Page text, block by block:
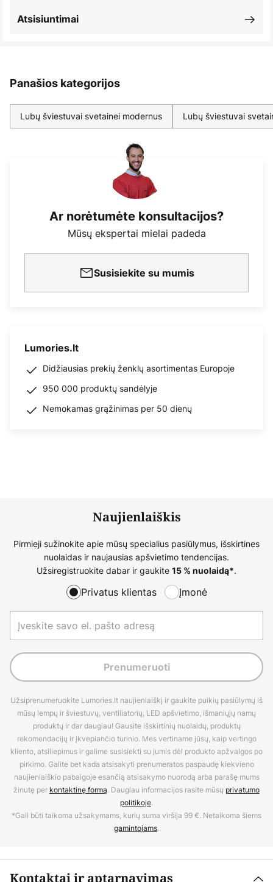
Atsisiuntimai
Panašios kategorijos
Lubų šviestuvai svetainei modernus Lubų šviestuvai
Ar norėtumėte konsultacijos?
Mūsų ekspertai mielai padeda
Susisiekite su mumis
Lumories.lt
Didžiausias prekių ženklų asortimentas Europoje
950 000 produktų sandėlyje
Nemokamas grąžinimas per 50 dienų
Naujienlaiškis
Pirmieji sužinokite apie mūsų specialius pasiūlymus, išskirtines
nuolaidas ir naujausias apšvietimo tendencijas.
Užsiregistruokite dabar ir gaukite 15 % nuolaidą*.
Privatus klientas Įmonė
Prenumeruoti
Užsiprenumeruokite Lumories.lt naujienlaiškį ir gaukite puikių pasiūlymų iš
mūsų lempų ir šviestuvų, ventiliatorių, LED apšvietimo, išmaniųjų namų
produktų ir dar daugiau! Gausite išskirtinių nuolaidų, produktų
rekomendacijų ir įkvepiančio turinio. Mes vertiname jūsų, kaip vertingo
kliento, atsiliepimus ir galime susisiekti su jumis dėl produkto apžvalgos po
pirkimo. Galite bet kada atsisakyti prenumeratos paspaudę kiekvieno
naujienlaiškio pabaigoje esančią atsisakymo nuorodą arba parašę mums
žinutę per kontaktinę formą. Daugiau informacijos rasite mūsų privatumo
politikoje.
*Gali būti taikoma užsakymams, kurių suma viršija 99 €. Netaikoma šiems
gamintojams.